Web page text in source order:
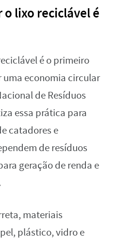
o lixo reciclável é
é o primeiro
economia circular
de Resíduos
essa prática para
catadores e
de resíduos
geração de renda e
materiais
plástico, vidro e